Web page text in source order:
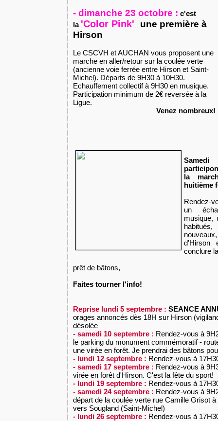
- dimanche 23 octobre : c'est
la 'Color Pink'
une première à
Hirson
Le CSCVH et AUCHAN vous proposent une
marche en aller/retour sur la coulée verte
(ancienne voie ferrée entre Hirson et Saint-
Michel). Départs de 9H30 à 10H30.
Echauffement collectif à 9H30 en musique.
Participation minimum de 2€ reversée à la
Ligue.
Venez nombreux!
la
huitième
Rendez-
un
musique,
d'Hirson
conclure
prêt de bâtons,
Faites tourner l'info!
Reprise lundi 5 septembre : SEANCE
orages annoncés dès 18H sur Hirson
désolée
- samedi 10 septembre : Rendez-vous à
le parking du monument commémoratif -
une virée en forêt. Je prendrai des bâtons
- lundi 12 septembre : Rendez-vous à
- samedi 17 septembre : Rendez-vous à
virée en forêt d'Hirson. C'est la fête du sport!
- lundi 19 septembre : Rendez-vous à
- samedi 24 septembre : Rendez-vous à
départ de la coulée verte rue Camille Grisot
vers Sougland (Saint-Michel)
- lundi 26 septembre : Rendez-vous à